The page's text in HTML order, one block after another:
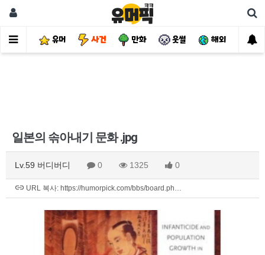
유머 사건 만화 웃썰 해외 핫
일본의 솎아내기 문화 .jpg
Lv.59 버디버디 0 1325 0
URL 복사: https://humorpick.com/bbs/board.ph…